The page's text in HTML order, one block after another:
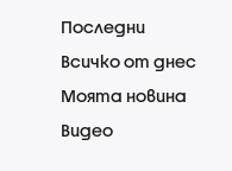
Последни
Всичко от днес
Моята новина
Видео